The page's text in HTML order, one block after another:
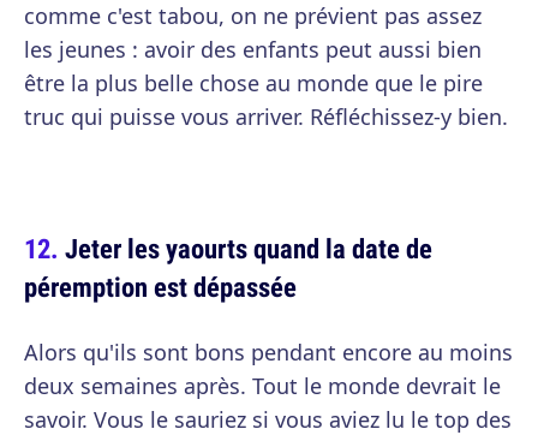
comme c'est tabou, on ne prévient pas assez
les jeunes : avoir des enfants peut aussi bien
être la plus belle chose au monde que le pire
truc qui puisse vous arriver. Réfléchissez-y bien.
Jeter les yaourts quand la date de
péremption est dépassée
Alors qu'ils sont bons pendant encore au moins
deux semaines après. Tout le monde devrait le
savoir. Vous le sauriez si vous aviez lu le top des